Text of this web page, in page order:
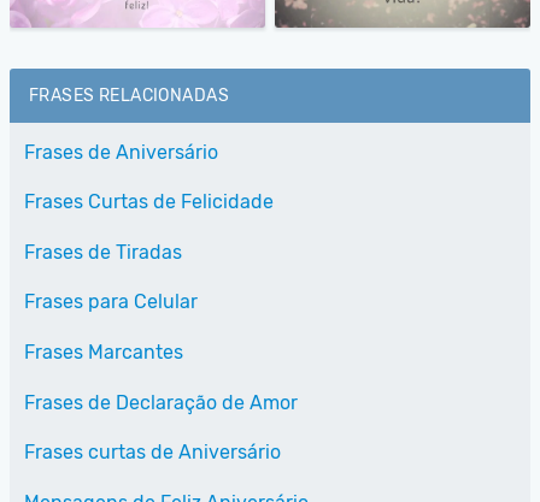
FRASES RELACIONADAS
Frases de Aniversário
Frases Curtas de Felicidade
Frases de Tiradas
Frases para Celular
Frases Marcantes
Frases de Declaração de Amor
Frases curtas de Aniversário